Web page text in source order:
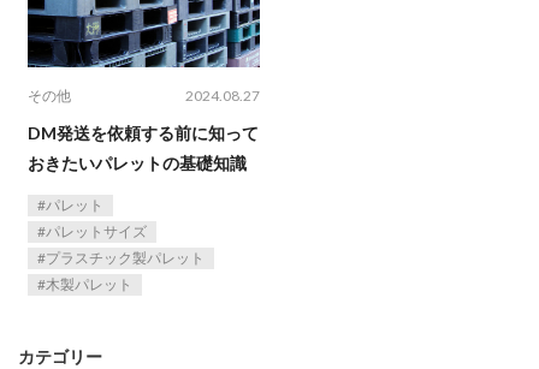
その他 2024.08.27
DM発送を依頼する前に知って
おきたいパレットの基礎知識
パレット
パレットサイズ
プラスチック製パレット
木製パレット
カテゴリー